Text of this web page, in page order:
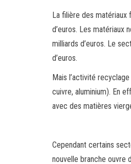
La filière des matériaux
d’euros. Les matériaux
milliards d’euros. Le
d’euros.
Mais l’activité
cuivre, aluminium). En
avec des matières
Cependant certains
nouvelle branche ouvre